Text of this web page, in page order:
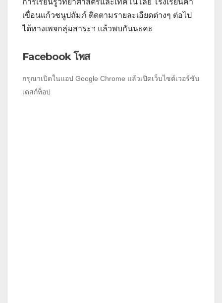
เขื่อนแก้วชนูปถัมภ์ ติดตามรายละเอียดต่างๆ ต่อไป
ได้ทางเพจกลุ่มสาระฯ แล้วพบกันนะคะ
Facebook โพส
กรุณาเปิดในแอป Google Chrome แล้วเปิดเว็บไซต์เวอร์ชัน
เดสก์ท็อป